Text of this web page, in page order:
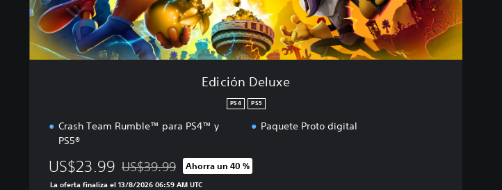
Edición Deluxe
PS4 PS5
Crash Team Rumble™ para PS4™ y
PS5®
Paquete Proto digital
US$23.99 Rebajado del precio original de US$39.99
US$39.99 Ahorra un 40 %
La oferta finaliza el 13/8/2026 06:59 AM UTC